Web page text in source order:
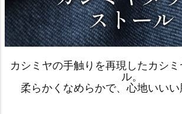
カシミヤの手触りを再現したカシ
ル。
柔らかくなめらかで、心地いいい